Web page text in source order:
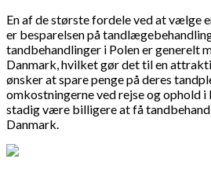
En af de største fordele ved at vælge
er besparelsen på
tandbehandlinger i Polen er generelt
Danmark, hvilket gør det til en
ønsker at spare penge på deres
omkostningerne ved rejse og ophold
stadig være billigere at få
Danmark.